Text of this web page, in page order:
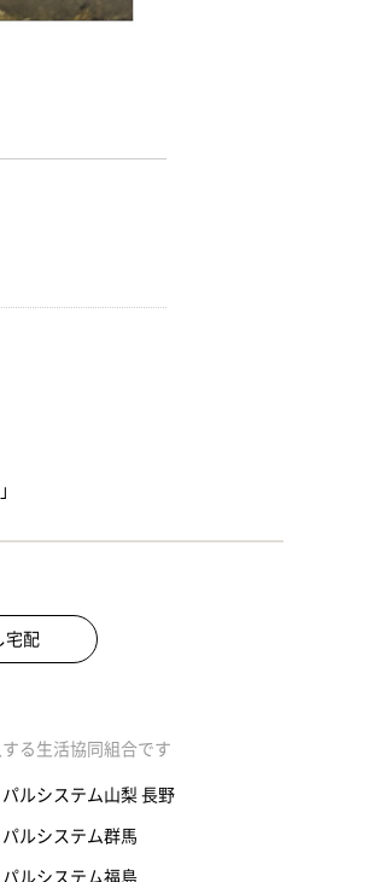
宅配
る生活協同組合です
パルシステム山梨 長野
パルシステム群馬
パルシステム福島